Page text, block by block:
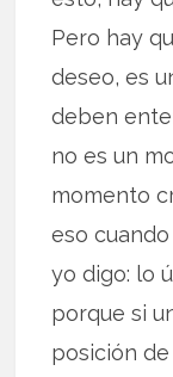
Pero hay
deseo, es
deben
no es un
momento
eso cuando
yo digo: lo
porque si
posición